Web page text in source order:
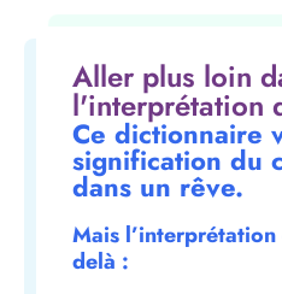
Aller plus loin
l'interprétation
Ce dictionnaire
signification du
dans un rêve.
Mais l’interprétation
delà :